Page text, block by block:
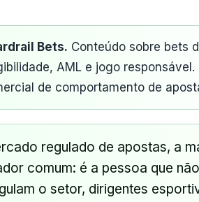
Bets. Conteúdo sobre bets
AML e jogo
de comportamento de
regulado de apostas, a
comum: é a pessoa que
o setor, dirigentes